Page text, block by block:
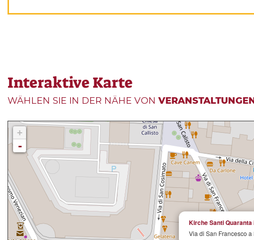
Interaktive Karte
WÄHLEN SIE IN DER NÄHE VON
Kirche Santi
Via di San Francesco a
+
-